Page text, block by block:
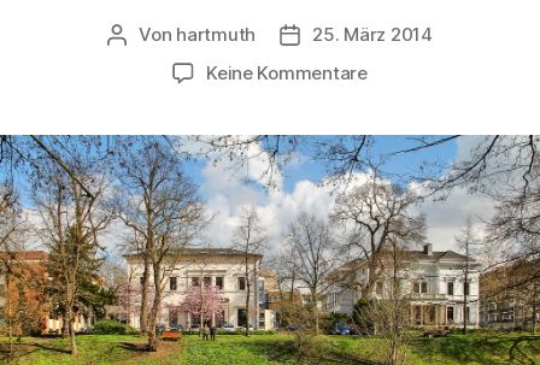
Beitragsautor
Von hartmuth Veröffentlichungsdatum
25. März 2014
Keine Kommentarezu
alte
Bremer
Villen
an
der
Contrescarpe